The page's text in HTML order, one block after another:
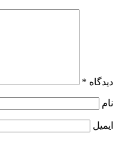
دیدگاه *
نام
ایمیل